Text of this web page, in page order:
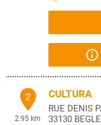
2
2.95 km
CULTURA
RUE DENIS
33130